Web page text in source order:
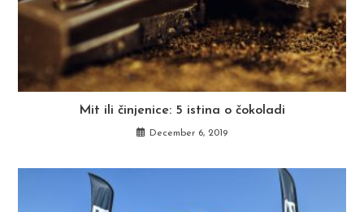
Mit ili činjenice: 5 istina o čokoladi
December 6, 2019